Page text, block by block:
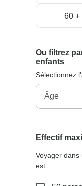
60 +
Ou filtrez
enfants
Sélectionnez
Effectif maxi
Voyager dans
est :